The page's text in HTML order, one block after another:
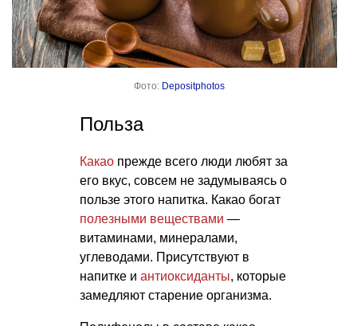
Фото: Depositphotos
Польза
Какао прежде всего люди любят за
его вкус, совсем не задумываясь о
пользе этого напитка. Какао богат
полезными веществами —
витаминами, минералами,
углеводами. Присутствуют в
напитке и антиоксиданты, которые
замедляют старение организма.